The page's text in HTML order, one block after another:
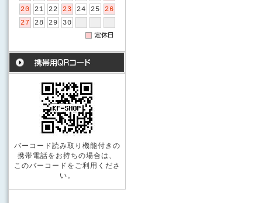
20
21 22 23 24 25
26
27
28 29 30
バーコード読み取り機能付きの
携帯電話をお持ちの場合は、
このバーコードをご利用くださ
い。